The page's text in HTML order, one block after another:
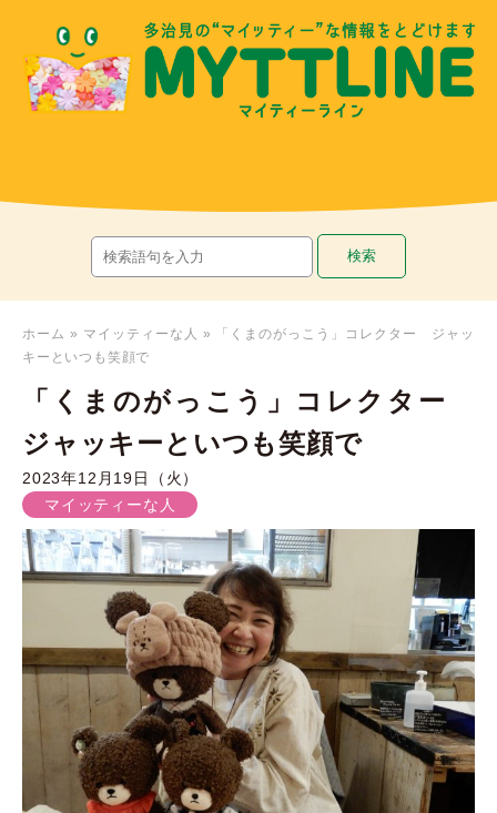
ホーム » マイッティーな人 »
「くまのがっこう」コレクター ジャッ
キーといつも笑顔で
「くまのがっこう」コレクター
ジャッキーといつも笑顔で
2023年12月19日（火）
マイッティーな人